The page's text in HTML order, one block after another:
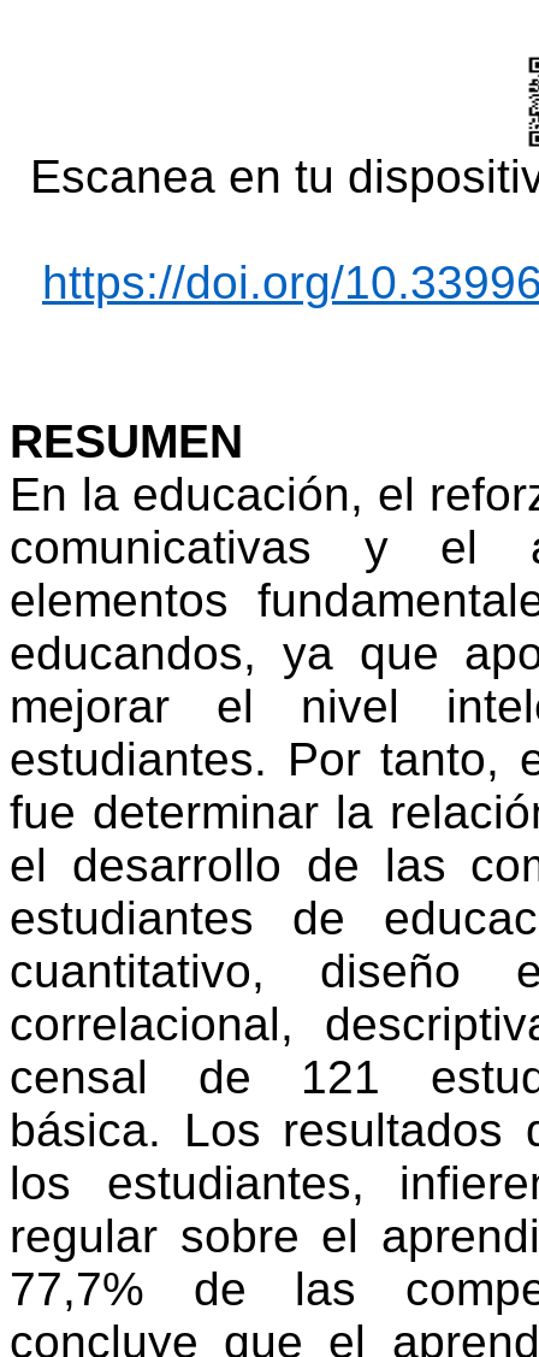
Escanea en tu
https://doi.org/
RESUMEN
En la educación, el
comunicativas y el
elementos
educandos, yaque
mejorar
el nivel
estudiantes. Por tanto,
fue determinar la
el desarrollo de las
estudiantes de
cuantitativo, diseño
correlacional,
censal de 121
básica. Los resultados
los estudiantes,
regular sobre el
77,7% de las
concluye que el